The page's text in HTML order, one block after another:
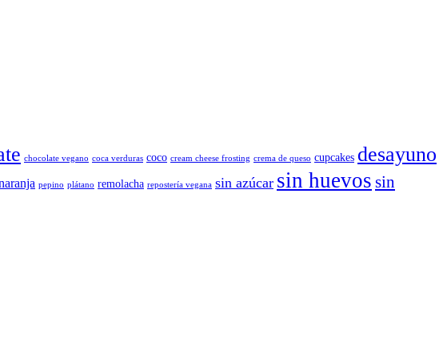
chocolate vegano coca verduras coco cream cheese frosting crema de queso cupcakes desayuno
pepino plátano remolacha repostería vegana sin azúcar sin huevos sin